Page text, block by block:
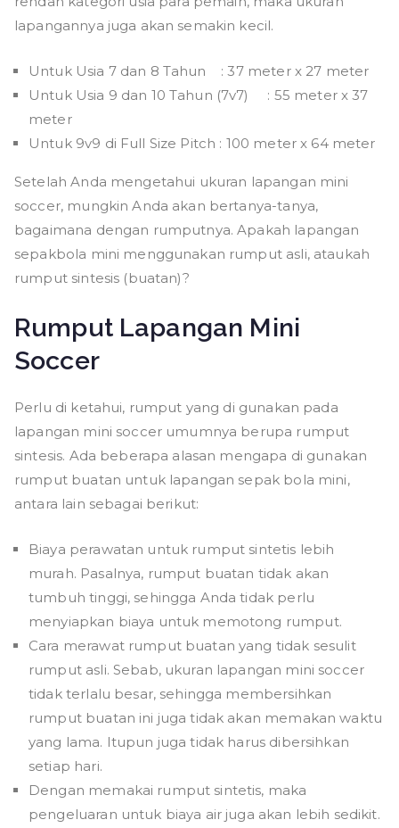
lapangannya juga akan semakin kecil.
Untuk Usia 7 dan 8 Tahun : 37 meter x 27 meter
Untuk Usia 9 dan 10 Tahun (7v7) : 55 meter x 37
meter
Untuk 9v9 di Full Size Pitch : 100 meter x 64 meter
Setelah Anda mengetahui ukuran lapangan mini
soccer, mungkin Anda akan bertanya-tanya,
bagaimana dengan rumputnya. Apakah lapangan
sepakbola mini menggunakan rumput asli, ataukah
rumput sintesis (buatan)?
Rumput Lapangan Mini
Soccer
Perlu di ketahui, rumput yang di gunakan pada
lapangan mini soccer umumnya berupa rumput
sintesis. Ada beberapa alasan mengapa di gunakan
rumput buatan untuk lapangan sepak bola mini,
antara lain sebagai berikut:
Biaya perawatan untuk rumput sintetis lebih
murah. Pasalnya, rumput buatan tidak akan
tumbuh tinggi, sehingga Anda tidak perlu
menyiapkan biaya untuk memotong rumput.
Cara merawat rumput buatan yang tidak sesulit
rumput asli. Sebab, ukuran lapangan mini soccer
tidak terlalu besar, sehingga membersihkan
rumput buatan ini juga tidak akan memakan waktu
yang lama. Itupun juga tidak harus dibersihkan
setiap hari.
Dengan memakai rumput sintetis, maka
pengeluaran untuk biaya air juga akan lebih sedikit.